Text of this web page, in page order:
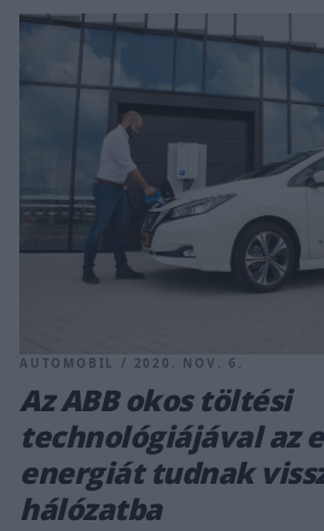
AUTOMOBIL / 2020. NOV. 6.
Az ABB okos töltési
technológiájával az
energiát tudnak
hálózatba